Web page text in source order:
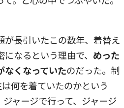
が長引いたこの数年、着替え
なるという理由で、 めった
なくなっていたのだった。制
何を着ていたのかという
ャージで行って、ジャージ